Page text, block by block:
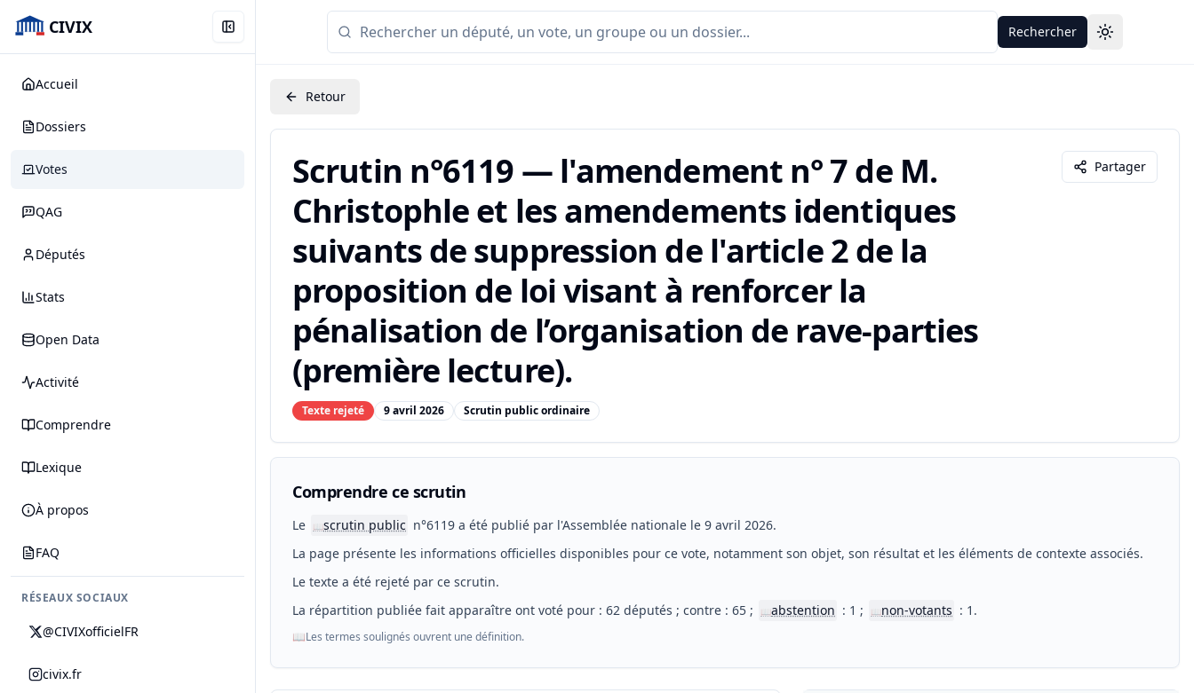
CIVIX
Accueil
Dossiers
Votes
QAG
Députés
Stats
Open Data
Activité
Comprendre
Lexique
À propos
FAQ
RÉSEAUX SOCIAUX
@CIVIXofficielFR
civix.fr
Rechercher Toggle theme
Retour
Scrutin n°6119 — l'amendement n° 7 de M.
Christophle et les amendements identiques
suivants de suppression de l'article 2 de la
proposition de loi visant à renforcer la
pénalisation de l’organisation de rave-parties
(première lecture).
Texte rejeté 9 avril 2026 Scrutin public ordinaire
Partager
Comprendre ce scrutin
Le 📖scrutin public n°6119 a été publié par l'Assemblée nationale le 9 avril 2026.
La page présente les informations officielles disponibles pour ce vote, notamment son objet, son résultat et les éléments de contexte associés.
Le texte a été rejeté par ce scrutin.
La répartition publiée fait apparaître ont voté pour : 62 députés ; contre : 65 ;
📖abstention : 1 ; 📖non-votants : 1.
📖Les termes soulignés ouvrent une définition.